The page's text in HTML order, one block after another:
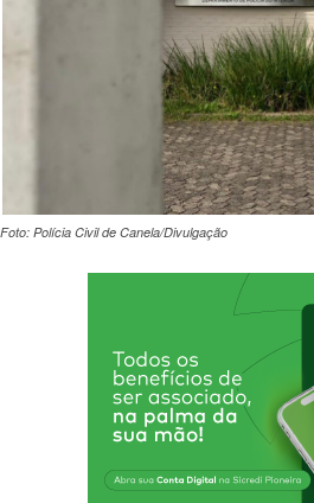
Foto: Polícia Civil de Canela/Divulgação